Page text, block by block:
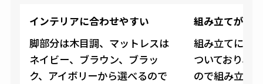
インテリアに合わせやすい
脚部分は木目調、マットレスは
ネイビー、ブラウン、ブラッ
ク、アイボリーから選べるので
組み立てが簡
組み立てに必
ついており、
ので組み立て